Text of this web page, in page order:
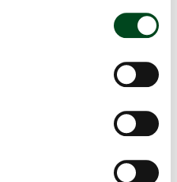
COUR A LIMAS
D'UN JARDIN
(CHANTIER